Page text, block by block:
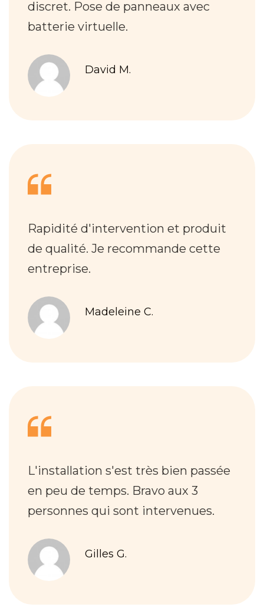
discret. Pose de panneaux avec
batterie virtuelle.
David M.
Rapidité d'intervention et produit
de qualité. Je recommande cette
entreprise.
Madeleine C.
L'installation s'est très bien passée
en peu de temps. Bravo aux 3
personnes qui sont intervenues.
Gilles G.